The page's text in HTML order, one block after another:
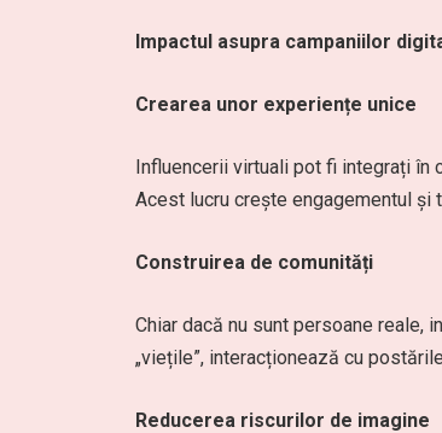
Impactul asupra campaniilor
Crearea unor experiențe unice
Influencerii virtuali pot fi integrați în
Acest lucru crește engagementul
Construirea de comunități
Chiar dacă nu sunt persoane reale,
„viețile”, interacționează cu
Reducerea riscurilor de imagine